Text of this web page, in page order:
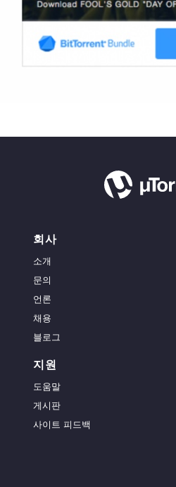
회사
소개
문의
언론
채용
블로그
지원
도움말
게시판
사이트 피드백